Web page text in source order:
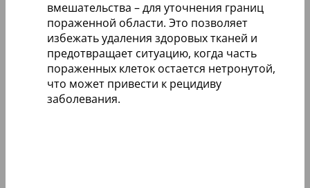
вмешательства – для уточнения границ
пораженной области. Это позволяет
избежать удаления здоровых тканей и
предотвращает ситуацию, когда часть
пораженных клеток остается нетронутой,
что может привести к рецидиву
заболевания.